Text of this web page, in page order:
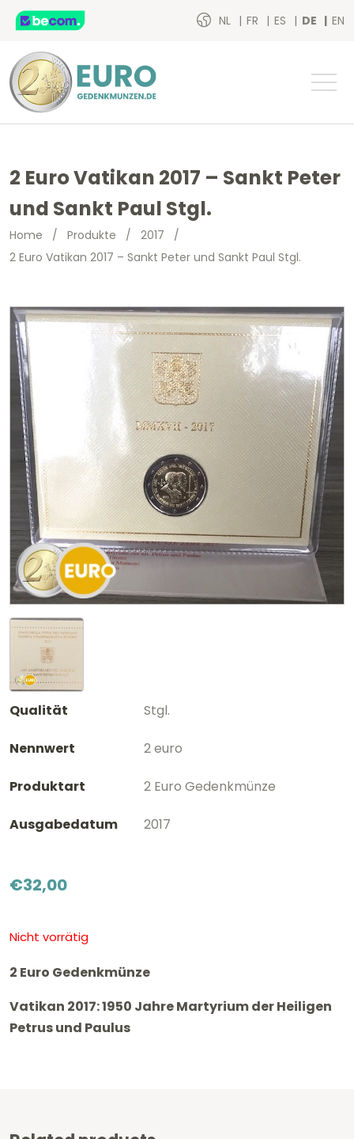
NL FR ES DE EN
2 Euro Vatikan 2017 – Sankt Peter
und Sankt Paul Stgl.
Home / Produkte / 2017 /
2 Euro Vatikan 2017 – Sankt Peter und Sankt Paul Stgl.
Qualität Stgl.
Nennwert 2 euro
Produktart 2 Euro Gedenkmünze
Ausgabedatum 2017
€32,00
Nicht vorrätig
2 Euro Gedenkmünze
Vatikan 2017: 1950 Jahre Martyrium der Heiligen
Petrus und Paulus